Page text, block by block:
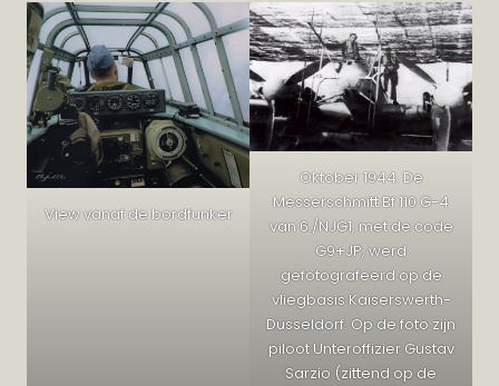
View vanaf de bordfunker
Oktober 1944. De
Messerschmitt Bf 110 G-4
van 6./NJG1, met de code
G9+JP, werd
gefotografeerd op de
vliegbasis Kaiserswerth-
Düsseldorf. Op de foto zijn
piloot Unteroffizier Gustav
Sarzio (zittend op de